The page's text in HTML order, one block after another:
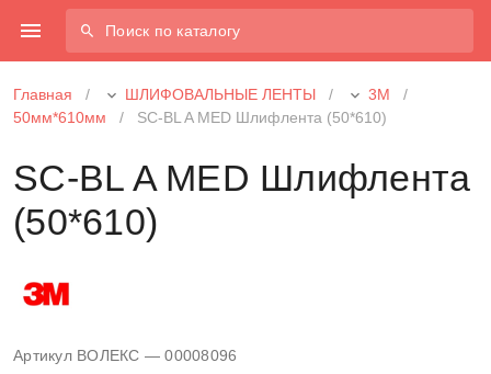
Поиск по каталогу
Главная / ШЛИФОВАЛЬНЫЕ ЛЕНТЫ / 3М
/
50мм*610мм
/ SC-BL A MED Шлифлента (50*610)
SC-BL A MED Шлифлента
(50*610)
Артикул ВОЛЕКС — 00008096